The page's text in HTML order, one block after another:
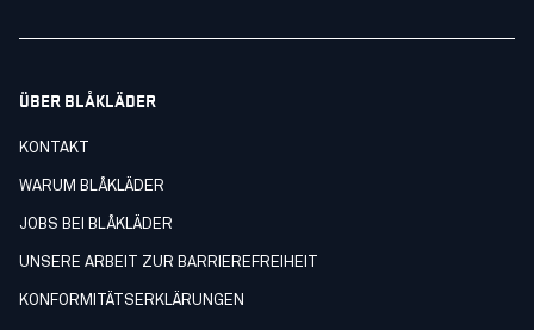
ÜBER BLÅKLÄDER
KONTAKT
WARUM BLÅKLÄDER
JOBS BEI BLÅKLÄDER
UNSERE ARBEIT ZUR BARRIEREFREIHEIT
KONFORMITÄTSERKLÄRUNGEN